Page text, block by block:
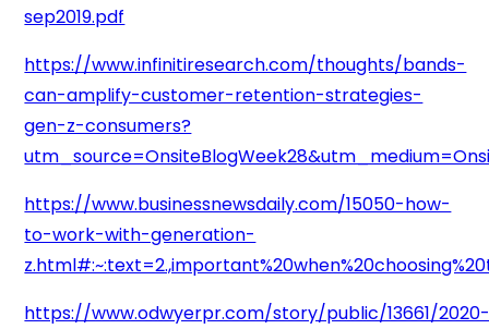
sep2019.pdf
https://www.infinitiresearch.com/thoughts/bands-
can-amplify-customer-retention-strategies-
gen-z-consumers?
https://www.businessnewsdaily.com/15050-how-
to-work-with-generation-
https://www.odwyerpr.com/story/public/13661/